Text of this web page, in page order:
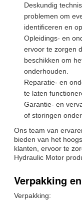
Deskundig
problemen om
identificeren en
Opleidings- en
ervoor te zorgen
beschikken om
onderhouden.
Reparatie- en
te laten
Garantie- en
of storingen
Ons team van
bieden van het
klanten, ervoor te
Hydraulic Motor
Verpakking
Verpakking: